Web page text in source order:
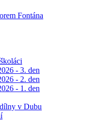
Fontána
- 3. den
- 2. den
- 1. den
v Dubu